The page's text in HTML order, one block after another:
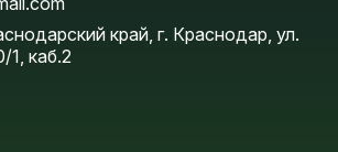
край, г. Краснодар, ул.
1, каб.2